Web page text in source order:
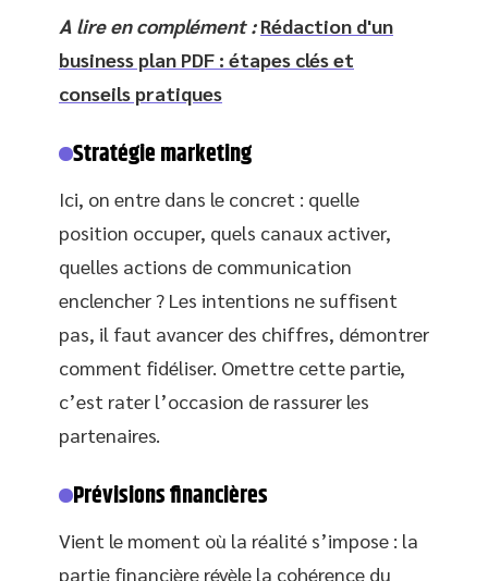
A lire en complément : Rédaction d'un
business plan PDF : étapes clés et
conseils pratiques
Stratégie marketing
Ici, on entre dans le concret : quelle
position occuper, quels canaux activer,
quelles actions de communication
enclencher ? Les intentions ne suffisent
pas, il faut avancer des chiffres, démontrer
comment fidéliser. Omettre cette partie,
c’est rater l’occasion de rassurer les
partenaires.
Prévisions financières
Vient le moment où la réalité s’impose : la
partie financière révèle la cohérence du